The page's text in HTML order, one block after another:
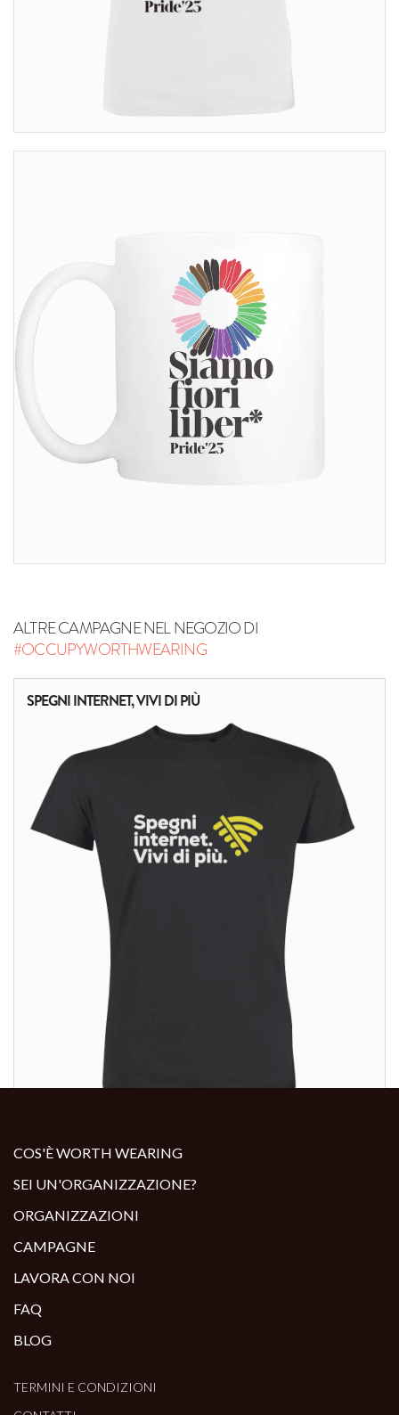
ALTRE CAMPAGNE NEL NEGOZIO DI
#OCCUPYWORTHWEARING
SPEGNI INTERNET, VIVI DI PIÙ
COS'È WORTH WEARING
SEI UN'ORGANIZZAZIONE?
ORGANIZZAZIONI
CAMPAGNE
LAVORA CON NOI
FAQ
BLOG
TERMINI E CONDIZIONI